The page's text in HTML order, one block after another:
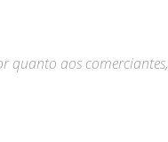
quanto aos